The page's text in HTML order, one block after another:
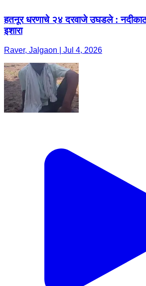
हतनूर धरणाचे २४ दरवाजे उघडले :
इशारा
Raver, Jalgaon | Jul 4, 2026